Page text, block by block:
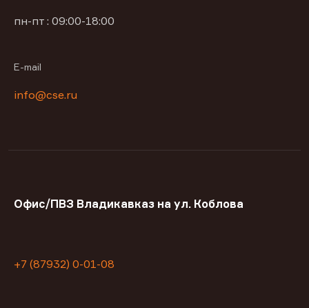
пн-пт : 09:00-18:00
E-mail
info@cse.ru
Офис/ПВЗ Владикавказ на ул. Коблова
+7 (87932) 0-01-08